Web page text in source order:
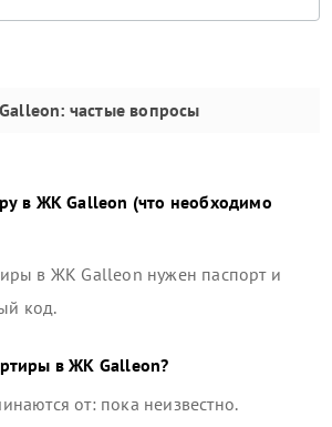
: частые вопросы
в ЖК Galleon (что необходимо
в ЖК Galleon нужен паспорт и
код.
вЖК Galleon?
от: пока неизвестно.